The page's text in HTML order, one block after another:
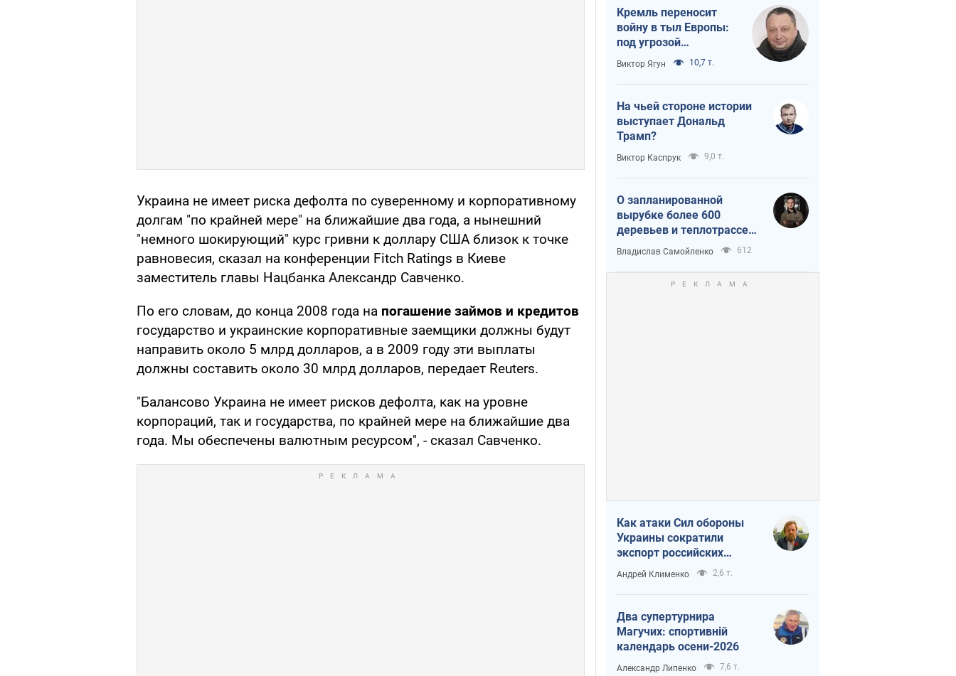
Украина не имеет риска дефолта по суверенному и корпоративному
долгам "по крайней мере" на ближайшие два года, а нынешний
"немного шокирующий" курс гривни к доллару США близок к точке
равновесия, сказал на конференции Fitch Ratings в Киеве
заместитель главы Нацбанка Александр Савченко.
По его словам, до конца 2008 года на погашение займов и кредитов
государство и украинские корпоративные заемщики должны будут
направить около 5 млрд долларов, а в 2009 году эти выплаты
должны составить около 30 млрд долларов, передает Reuters.
"Балансово Украина не имеет рисков дефолта, как на уровне
корпораций, так и государства, по крайней мере на ближайшие два
года. Мы обеспечены валютным ресурсом", - сказал Савченко.
Кремль переносит
войну в тыл Европы:
под угрозой
критическая
логистика
Виктор Ягун 10,7 т.
На чьей стороне истории
выступает Дональд
Трамп?
Виктор Каспрук 9,0 т.
О запланированной
вырубке более 600
деревьев и теплотрассе:
что происходит на
Теремках в Киеве
Владислав Самойленко 612
Как атаки Сил обороны
Украины сократили
экспорт российских
нефтепродуктов
Андрей Клименко 2,6 т.
Два супертурнира
Магучих: спортивній
календарь осени-2026
Александр Липенко 7,6 т.